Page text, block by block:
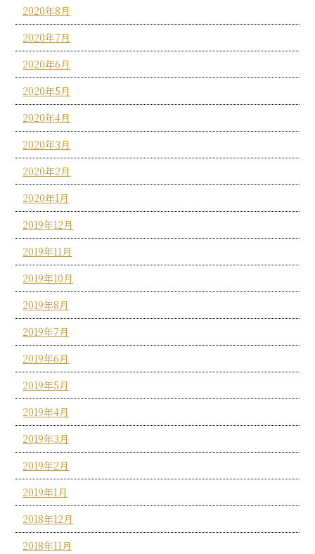
2020年8月
2020年7月
2020年6月
2020年5月
2020年4月
2020年3月
2020年2月
2020年1月
2019年12月
2019年11月
2019年10月
2019年8月
2019年7月
2019年6月
2019年5月
2019年4月
2019年3月
2019年2月
2019年1月
2018年12月
2018年11月